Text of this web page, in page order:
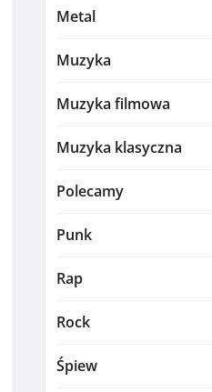
Metal
Muzyka
Muzyka filmowa
Muzyka klasyczna
Polecamy
Punk
Rap
Rock
Śpiew